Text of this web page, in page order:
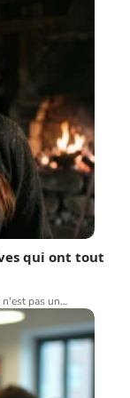
qui ont tout
pas un…